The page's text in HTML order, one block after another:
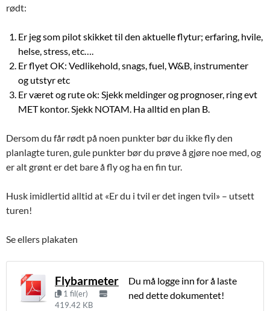
rødt:
Er jeg som pilot skikket til den aktuelle flytur; erfaring, hvile,
helse, stress, etc….
Er flyet OK: Vedlikehold, snags, fuel, W&B, instrumenter
og utstyr etc
Er været og rute ok: Sjekk meldinger og prognoser, ring evt
MET kontor. Sjekk NOTAM. Ha alltid en plan B.
Dersom du får rødt på noen punkter bør du ikke fly den
planlagte turen, gule punkter bør du prøve å gjøre noe med, og
er alt grønt er det bare å fly og ha en fin tur.
Husk imidlertid alltid at «Er du i tvil er det ingen tvil» – utsett
turen!
Se ellers plakaten
Flybarmeter
1 fil(er)
419.42 KB
Du må logge inn for å laste
ned dette dokumentet!